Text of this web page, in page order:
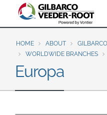
North America
United States
Canada
Latin America
Search
Search
HOME ABOUT
WORLDWIDE BRANCHES
Europa